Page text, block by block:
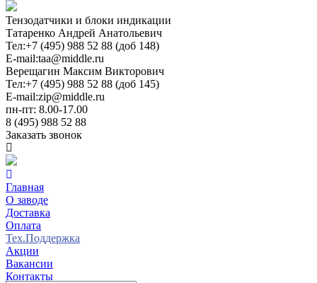
Тензодатчики и блоки индикации
Татаренко Андрей Анатольевич
Тел:+7 (495) 988 52 88 (доб 148)
E-mail:taa@middle.ru
Верещагин Максим Викторович
Тел:+7 (495) 988 52 88 (доб 145)
E-mail:zip@middle.ru
пн-пт: 8.00-17.00
8 (495) 988 52 88
Заказать звонок
Главная
О заводе
Доставка
Оплата
Тех.Поддержка
Акции
Вакансии
Контакты